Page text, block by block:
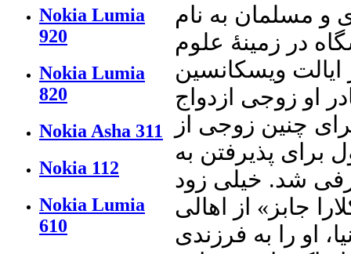
Nokia Lumia
920
Nokia Lumia
820
Nokia Asha 311
Nokia 112
Nokia Lumia
610
و مسلمان به نام
در زمینهٔ علوم
ویسکانسین
او زوجی ازدواج
چنین زوجی از
برای پذیرفتن به
شد. خیلی زود
جابز» از اهالی
او را به فرزندی